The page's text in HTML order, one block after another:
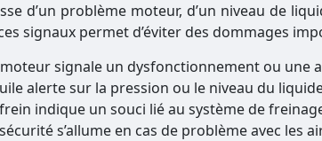
d’un problème moteur, d’un niveau de
signaux permet d’éviter des dommages
signale un dysfonctionnement ou une
alerte sur la pression ou le niveau du
indique un souci lié au système de
s’allume en cas de problème avec les